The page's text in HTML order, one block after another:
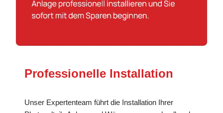
Professionelle Installation
Unser Expertenteam führt die Installation Ihrer